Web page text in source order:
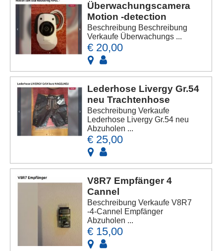
Überwachungscamera
Motion -detection
Beschreibung Beschreibung
Verkaufe Überwachungs ...
€ 20,00
Lederhose Livergy Gr.54
neu Trachtenhose
Beschreibung Verkaufe
Lederhose Livergy Gr.54 neu
Abzuholen ...
€ 25,00
V8R7 Empfänger 4
Cannel
Beschreibung Verkaufe V8R7
-4-Cannel Empfänger
Abzuholen ...
€ 15,00